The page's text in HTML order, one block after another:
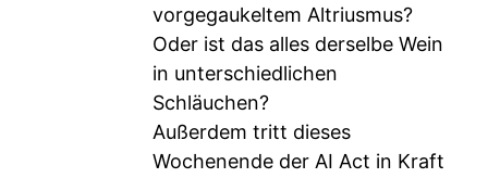
vorgegaukeltem Altriusmus?
Oder ist das alles derselbe Wein
in unterschiedlichen
Schläuchen?
Außerdem tritt dieses
Wochenende der AI Act in Kraft